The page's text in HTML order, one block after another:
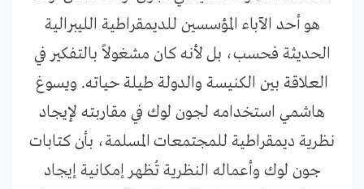
هو أحد الآباء المؤسسين للديمقراطية الليبرالية
الحديثة فحسب، بل لأنه كان مشغولاً بالتفكير في
العلاقة بين الكنيسة والدولة طيلة حياته. ويسوغ
هاشمي استخدامه لجون لوك في مقاربته لإيجاد
نظرية ديمقراطية للمجتمعات المسلمة، بأن كتابات
جون لوك وأعماله النظرية تُظهر إمكانية إيجاد